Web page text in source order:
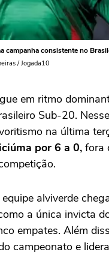
campanha consistente no
/ Jogada10
em ritmo
Sub-20.
na última
por 6 a 0, fora
alviverde
a única invicta
empates. Além
campeonato e